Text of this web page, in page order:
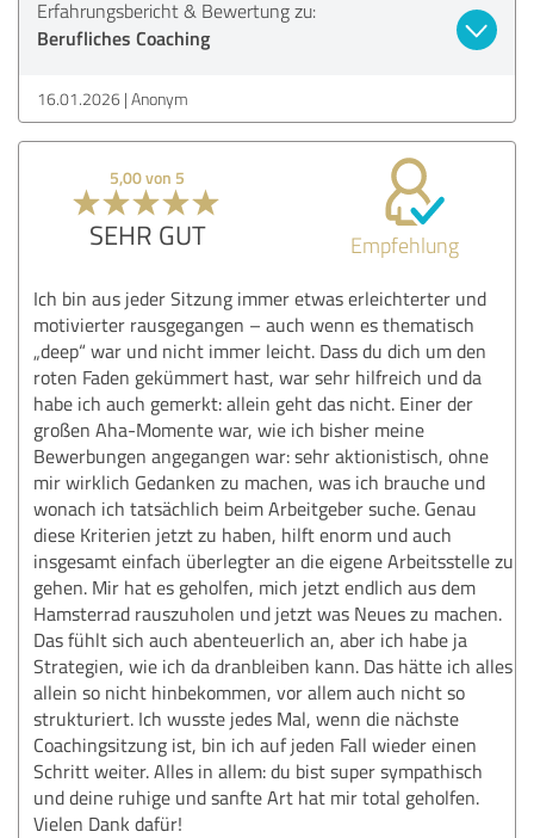
Erfahrungsbericht & Bewertung zu:
Berufliches Coaching
16.01.2026 Anonym
5,00 von 5
SEHR GUT Empfehlung
Ich bin aus jeder Sitzung immer etwas erleichterter und
motivierter rausgegangen – auch wenn es thematisch
„deep“ war und nicht immer leicht. Dass du dich um den
roten Faden gekümmert hast, war sehr hilfreich und da
habe ich auch gemerkt: allein geht das nicht. Einer der
großen Aha-Momente war, wie ich bisher meine
Bewerbungen angegangen war: sehr aktionistisch, ohne
mir wirklich Gedanken zu machen, was ich brauche und
wonach ich tatsächlich beim Arbeitgeber suche. Genau
diese Kriterien jetzt zu haben, hilft enorm und auch
insgesamt einfach überlegter an die eigene Arbeitsstelle zu
gehen. Mir hat es geholfen, mich jetzt endlich aus dem
Hamsterrad rauszuholen und jetzt was Neues zu machen.
Das fühlt sich auch abenteuerlich an, aber ich habe ja
Strategien, wie ich da dranbleiben kann. Das hätte ich alles
allein so nicht hinbekommen, vor allem auch nicht so
strukturiert. Ich wusste jedes Mal, wenn die nächste
Coachingsitzung ist, bin ich auf jeden Fall wieder einen
Schritt weiter. Alles in allem: du bist super sympathisch
und deine ruhige und sanfte Art hat mir total geholfen.
Vielen Dank dafür!